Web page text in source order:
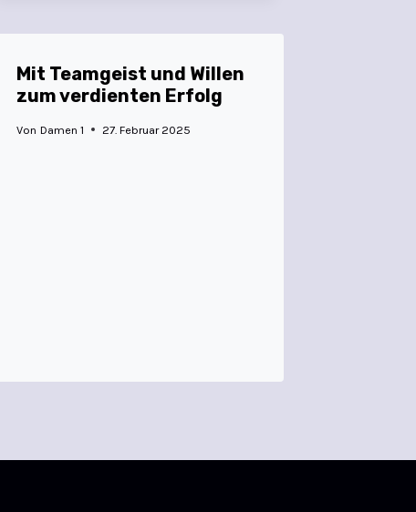
Mit Teamgeist und Willen
zum verdienten Erfolg
Von Damen 1 27. Februar 2025